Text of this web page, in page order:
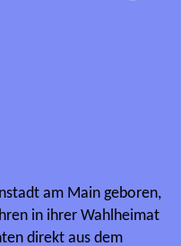
am Main geboren,
in ihrer Wahlheimat
direkt aus dem